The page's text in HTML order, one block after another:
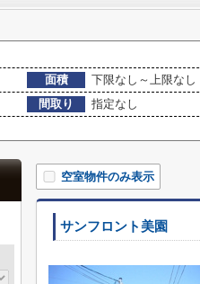
面積
下限なし～上限なし
間取り
指定なし
空室物件のみ表示
サンフロント美園